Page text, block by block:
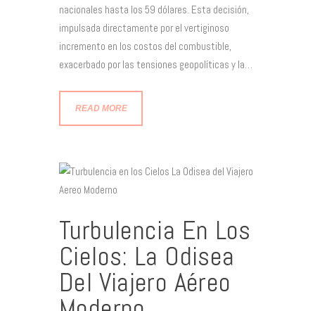
nacionales hasta los 59 dólares. Esta decisión,
impulsada directamente por el vertiginoso
incremento en los costos del combustible,
exacerbado por las tensiones geopolíticas y la…
READ MORE
Turbulencia En Los
Cielos: La Odisea
Del Viajero Aéreo